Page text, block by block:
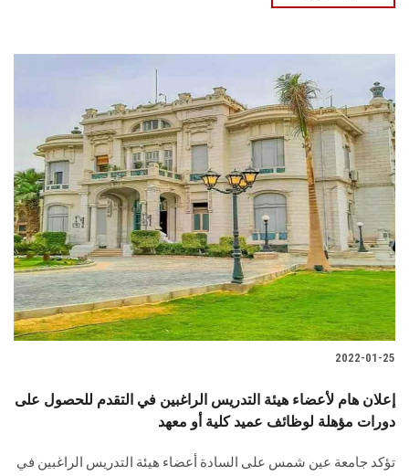
2022-01-25
إعلان هام لأعضاء هيئة التدريس الراغبين في التقدم للحصول على
دورات مؤهلة لوظائف عميد كلية أو معهد
تؤكد جامعة عين شمس على السادة أعضاء هيئة التدريس الراغبين في